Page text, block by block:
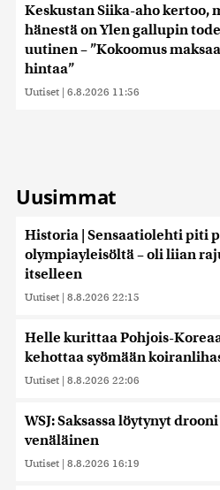
Keskustan Siika-aho kertoo,
hänestä on Ylen gallupin
uutinen – ”Kokoomus
hintaa”
Uutiset | 6.8.2026 11:56
Uusimmat
Historia | Sensaatiolehti piti
olympiayleisöltä – oli liian
itselleen
Uutiset | 8.8.2026 22:15
Helle kurittaa Pohjois-
kehottaa syömään
Uutiset | 8.8.2026 22:06
WSJ: Saksassa löytynyt
venäläinen
Uutiset | 8.8.2026 16:19